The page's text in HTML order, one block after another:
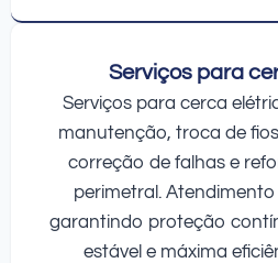
Serviços para
Serviços para cerca
manutenção, troca de
correção de falhas e
perimetral.
garantindo proteção
estável e máxima